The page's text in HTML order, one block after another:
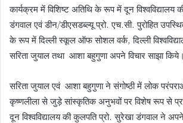
कार्यक्रम में विशिष्ट अतिथि के रूप में दून विश्वविद्यालय
डंगवाल एवं डीन/डीएसडब्ल्यू प्रो. एच.सी. पुरोहित
के रूप में दिल्ली स्कूल ऑफ सोशल वर्क, दिल्ली
सरिता जुयाल तथा आशा बहुगुणा अपने विचार साझा किये।
सरिता जुयाल एवं आशा बहुगुणा ने संगोष्ठी में लोक
कृष्णलीला से जुड़े सांस्कृतिक अनुभवों पर विशेष रूप से
दून विश्वविद्यालय की कुलपति प्रो. सुरेखा डंगवाल ने